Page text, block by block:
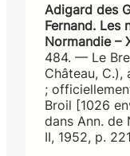
Adigard des
Fernand. Les
Normandie –
484. — Le
Château, C.),
;
Broil [1026
dans Ann. de
II, 1952, p.